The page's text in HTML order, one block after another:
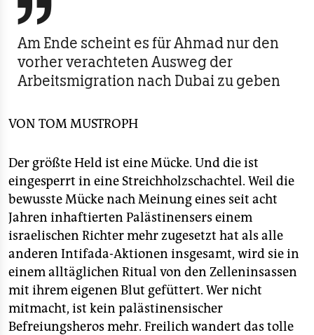
verlag
veranstaltungen
shop
abo
genossenschaft
epaper login

Am Ende scheint es für Ahmad nur den
vorher verachteten Ausweg der
Arbeitsmigration nach Dubai zu geben
VON TOM MUSTROPH
Der größte Held ist eine Mücke. Und die ist
eingesperrt in eine Streichholzschachtel. Weil die
bewusste Mücke nach Meinung eines seit acht
Jahren inhaftierten Palästinensers einem
israelischen Richter mehr zugesetzt hat als alle
anderen Intifada-Aktionen insgesamt, wird sie in
einem alltäglichen Ritual von den Zelleninsassen
mit ihrem eigenen Blut gefüttert. Wer nicht
mitmacht, ist kein palästinensischer
Befreiungsheros mehr. Freilich wandert das tolle